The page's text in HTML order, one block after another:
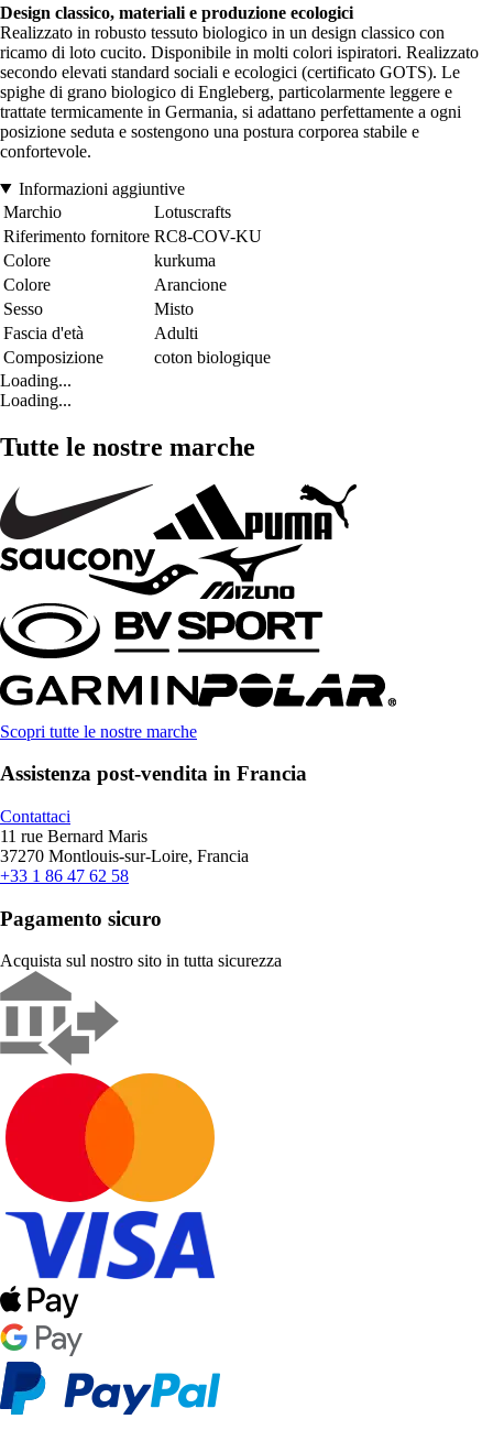
Design classico, materiali e produzione ecologici
Realizzato in robusto tessuto biologico in un design classico con
ricamo di loto cucito. Disponibile in molti colori ispiratori. Realizzato
secondo elevati standard sociali e ecologici (certificato GOTS). Le
spighe di grano biologico di Engleberg, particolarmente leggere e
trattate termicamente in Germania, si adattano perfettamente a ogni
posizione seduta e sostengono una postura corporea stabile e
confortevole.
Informazioni aggiuntive
Marchio
Lotuscrafts
Riferimento fornitore RC8-COV-KU
Colore
kurkuma
Colore
Arancione
Sesso
Misto
Fascia d'età
Adulti
Composizione
coton biologique
Loading...
Loading...
Tutte le nostre marche
Scopri tutte le nostre marche
Assistenza post-vendita in Francia
Contattaci
11 rue Bernard Maris
37270 Montlouis-sur-Loire, Francia
+33 1 86 47 62 58
Pagamento sicuro
Acquista sul nostro sito in tutta sicurezza